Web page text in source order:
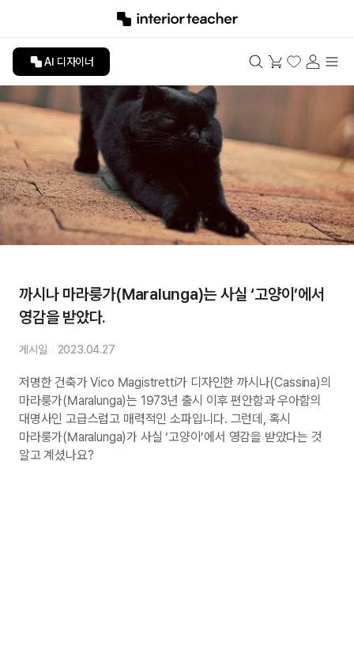
AI 디자이너
까시나 마라룽가(Maralunga)는 사실 ‘고양이’에서
영감을 받았다.
게시일 2023.04.27
저명한 건축가 Vico Magistretti가 디자인한 까시나(Cassina)의
마라룽가(Maralunga)는 1973년 출시 이후 편안함과 우아함의
대명사인 고급스럽고 매력적인 소파입니다. 그런데, 혹시
마라룽가(Maralunga)가 사실 ‘고양이’에서 영감을 받았다는 것
알고 계셨나요?